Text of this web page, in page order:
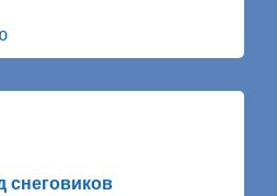
снеговиков